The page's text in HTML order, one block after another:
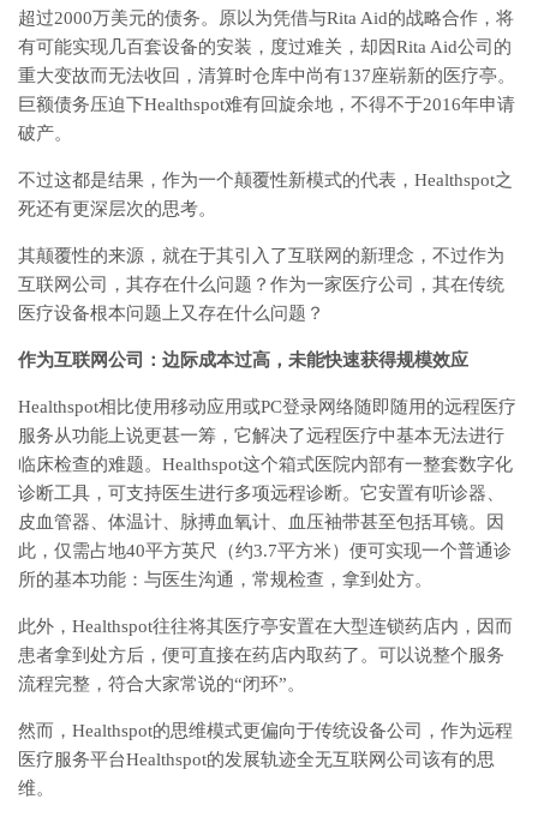
超过2000万美元的债务。原以为凭借与Rita Aid的战略合作，将
有可能实现几百套设备的安装，度过难关，却因Rita Aid公司的
重大变故而无法收回，清算时仓库中尚有137座崭新的医疗亭。
巨额债务压迫下Healthspot难有回旋余地，不得不于2016年申请
破产。
不过这都是结果，作为一个颠覆性新模式的代表，Healthspot之
死还有更深层次的思考。
其颠覆性的来源，就在于其引入了互联网的新理念，不过作为
互联网公司，其存在什么问题？作为一家医疗公司，其在传统
医疗设备根本问题上又存在什么问题？
作为互联网公司：边际成本过高，未能快速获得规模效应
Healthspot相比使用移动应用或PC登录网络随即随用的远程医疗
服务从功能上说更甚一筹，它解决了远程医疗中基本无法进行
临床检查的难题。Healthspot这个箱式医院内部有一整套数字化
诊断工具，可支持医生进行多项远程诊断。它安置有听诊器、
皮血管器、体温计、脉搏血氧计、血压袖带甚至包括耳镜。因
此，仅需占地40平方英尺（约3.7平方米）便可实现一个普通诊
所的基本功能：与医生沟通，常规检查，拿到处方。
此外，Healthspot往往将其医疗亭安置在大型连锁药店内，因而
患者拿到处方后，便可直接在药店内取药了。可以说整个服务
流程完整，符合大家常说的“闭环”。
然而，Healthspot的思维模式更偏向于传统设备公司，作为远程
医疗服务平台Healthspot的发展轨迹全无互联网公司该有的思
维。